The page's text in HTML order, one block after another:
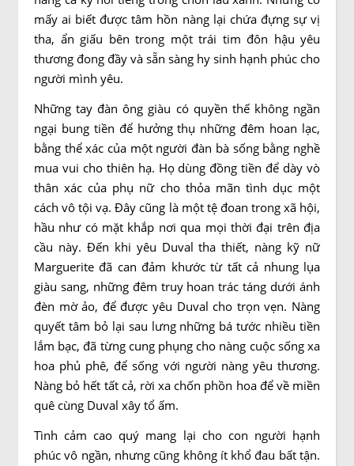
mấy ai biết được tâm hồn nàng lại chứa đựng sự vị
tha, ẩn giấu bên trong một trái tim đôn hậu yêu
thương đong đầy và sẵn sàng hy sinh hạnh phúc cho
người mình yêu.
Những tay đàn ông giàu có quyền thế không ngần
ngại bung tiền để hưởng thụ những đêm hoan lạc,
bằng thể xác của một người đàn bà sống bằng nghề
mua vui cho thiên hạ. Họ dùng đồng tiền để dày vò
thân xác của phụ nữ cho thỏa mãn tình dục một
cách vô tội vạ. Đây cũng là một tệ đoan trong xã hội,
hầu như có mặt khắp nơi qua mọi thời đại trên địa
cầu này. Đến khi yêu Duval tha thiết, nàng kỹ nữ
Marguerite đã can đảm khước từ tất cả nhung lụa
giàu sang, những đêm truy hoan trác táng dưới ánh
đèn mờ ảo, để được yêu Duval cho trọn vẹn. Nàng
quyết tâm bỏ lại sau lưng những bá tước nhiều tiền
lắm bạc, đã từng cung phụng cho nàng cuộc sống xa
hoa phủ phê, để sống với người nàng yêu thương.
Nàng bỏ hết tất cả, rời xa chốn phồn hoa để về miền
quê cùng Duval xây tổ ấm.
Tình cảm cao quý mang lại cho con người hạnh
phúc vô ngần, nhưng cũng không ít khổ đau bất tận.